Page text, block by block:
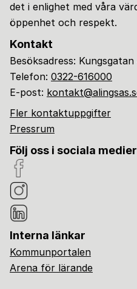
det i enlighet med våra
öppenhet och respekt.
Kontakt
Besöksadress: Kungsgatan
Telefon: 0322-616000
E-post:
Fler kontaktuppgifter
Pressrum
Följ oss i sociala medier
Interna länkar
Kommunportalen
Arena för lärande